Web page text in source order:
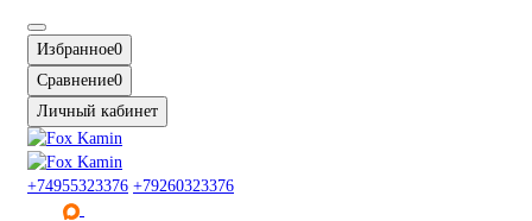
Избранное0
Сравнение0
Личный кабинет
+74955323376 +79260323376